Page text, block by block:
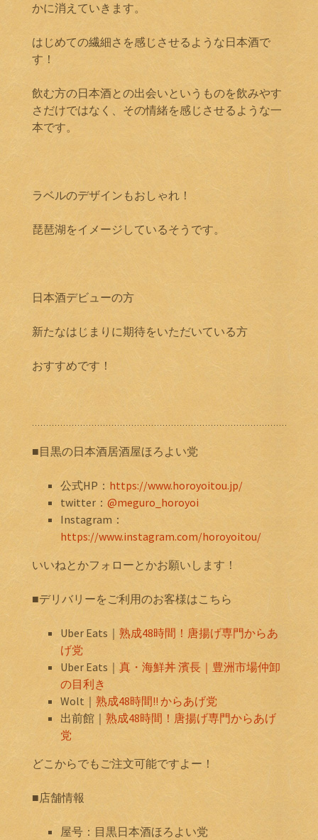
かに消えていきます。
はじめての繊細さを感じさせるような日本酒で
す！
飲む方の日本酒との出会いというものを飲みやす
さだけではなく、その情緒を感じさせるような一
本です。
ラベルのデザインもおしゃれ！
琵琶湖をイメージしているそうです。
日本酒デビューの方
新たなはじまりに期待をいただいている方
おすすめです！
■目黒の日本酒居酒屋ほろよい党
公式HP： https://www.horoyoitou.jp/
twitter： @meguro_horoyoi
Instagram：
https://www.instagram.com/horoyoitou/
いいねとかフォローとかお願いします！
■デリバリーをご利用のお客様はこちら
Uber Eats｜ 熟成48時間！唐揚げ専門からあ
げ党
Uber Eats｜ 真・海鮮丼 濱長｜豊洲市場仲卸
の目利き
Wolt｜ 熟成48時間!! からあげ党
出前館｜ 熟成48時間！唐揚げ専門からあげ
党
どこからでもご注文可能ですよー！
■店舗情報
屋号：目黒日本酒ほろよい党